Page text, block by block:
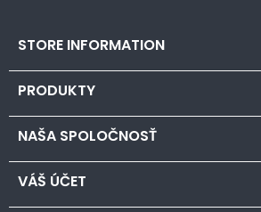
STORE INFORMATION
PRODUKTY
NAŠA SPOLOČNOSŤ
VÁŠ ÚČET